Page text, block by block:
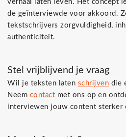
verhaal laten leven. Het concept
de geïnterviewde voor akkoord.
tekstschrijvers zorgvuldigheid,
authenticiteit.
Stel vrijblijvend je vraag
Wil je teksten laten schrijven die
Neem contact met ons op en
interviewen jouw content sterker